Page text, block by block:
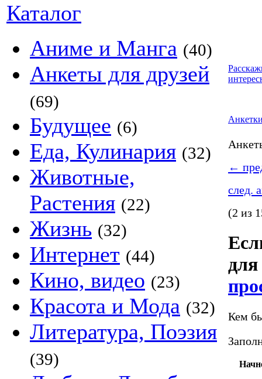
Каталог
Аниме и Манга (40)
Анкеты для друзей
(69)
Будущее (6)
Еда, Кулинария (32)
Животные,
Растения (22)
Жизнь (32)
Интернет (44)
Кино, видео (23)
Красота и Мода (32)
Литература, Поэзия
(39)
←
след.
(2 из
Кем